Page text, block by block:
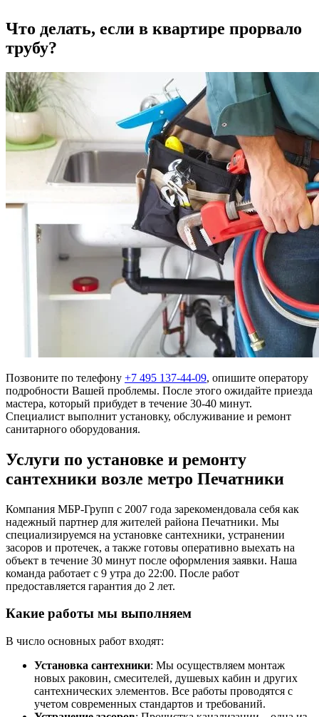
Что делать, если в квартире прорвало
трубу?
Позвоните по телефону +7 495 137-44-09, опишите оператору
подробности Вашей проблемы. После этого ожидайте приезда
мастера, который прибудет в течение 30-40 минут.
Специалист выполнит установку, обслуживание и ремонт
санитарного оборудования.
Услуги по установке и ремонту
сантехники возле метро Печатники
Компания МБР-Групп с 2007 года зарекомендовала себя как
надежный партнер для жителей района Печатники. Мы
специализируемся на установке сантехники, устранении
засоров и протечек, а также готовы оперативно выехать на
объект в течение 30 минут после оформления заявки. Наша
команда работает с 9 утра до 22:00. После работ
предоставляется гарантия до 2 лет.
Какие работы мы выполняем
В число основных работ входят:
Установка сантехники: Мы осуществляем монтаж
новых раковин, смесителей, душевых кабин и других
сантехнических элементов. Все работы проводятся с
учетом современных стандартов и требований.